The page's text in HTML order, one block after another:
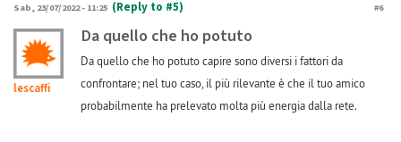
Sab, 23/07/2022 - 11:25 (Reply to #5) #6
lescaffi
Da quello che ho potuto
Da quello che ho potuto capire sono diversi i fattori da
confrontare; nel tuo caso, il più rilevante è che il tuo amico
probabilmente ha prelevato molta più energia dalla rete.